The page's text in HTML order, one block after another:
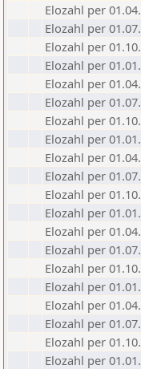
Elozahl per
Elozahl per
Elozahl per
Elozahl per
Elozahl per
Elozahl per
Elozahl per
Elozahl per
Elozahl per
Elozahl per
Elozahl per
Elozahl per
Elozahl per
Elozahl per
Elozahl per
Elozahl per
Elozahl per
Elozahl per
Elozahl per
Elozahl per